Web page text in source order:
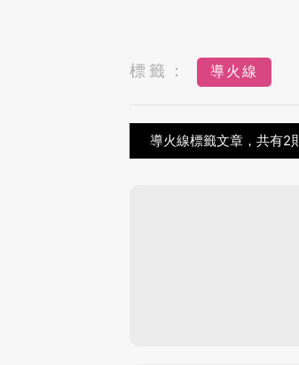
標籤： 導火線
導火線標籤文章，共有2